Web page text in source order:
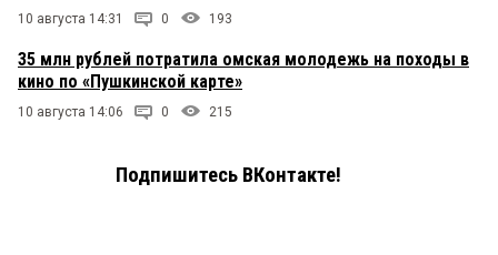
10 августа 14:31 0 193
35 млн рублей потратила омская молодежь на походы в
кино по «Пушкинской карте»
10 августа 14:06 0 215
Подпишитесь ВКонтакте!